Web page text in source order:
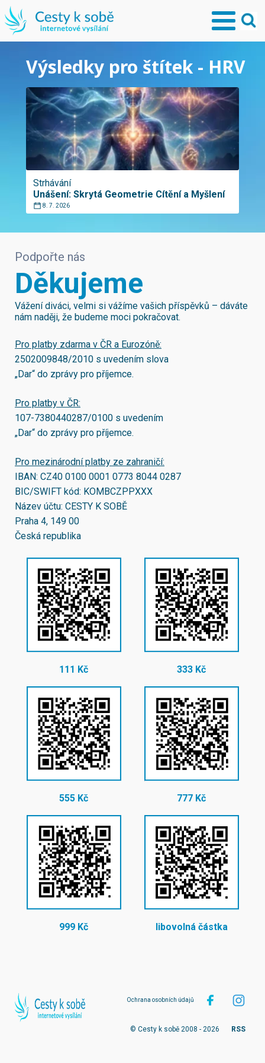
Výsledky pro štítek - HRV
Strhávání
Unášení: Skrytá Geometrie Cítění a Myšlení
8. 7. 2026
Podpořte nás
Děkujeme
Vážení diváci, velmi si vážíme vašich příspěvků – dáváte
nám naději, že budeme moci pokračovat.
Pro platby zdarma v ČR a Eurozóně:
2502009848/2010 s uvedením slova
„Dar“ do zprávy pro příjemce.
Pro platby v ČR:
107-7380440287/0100 s uvedením
„Dar“ do zprávy pro příjemce.
Pro mezinárodní platby ze zahraničí:
IBAN: CZ40 0100 0001 0773 8044 0287
BIC/SWIFT kód: KOMBCZPPXXX
Název účtu: CESTY K SOBĚ
Praha 4, 149 00
Česká republika
111 Kč 333 Kč
555 Kč 777 Kč
999 Kč libovolná částka
Ochrana osobních údajů
© Cesty k sobě 2008 - 2026 RSS